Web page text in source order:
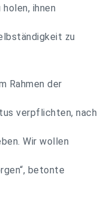
ihnen
zu
Rahmen der
verpflichten, nach
Wir wollen
betonte